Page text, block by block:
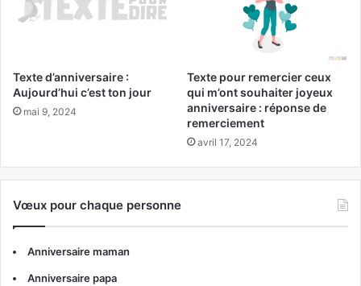
Texte d’anniversaire :
Aujourd’hui c’est ton jour
mai 9, 2024
Texte pour remercier ceux
qui m’ont souhaiter joyeux
anniversaire : réponse de
remerciement
avril 17, 2024
Vœux pour chaque personne
Anniversaire maman
Anniversaire papa